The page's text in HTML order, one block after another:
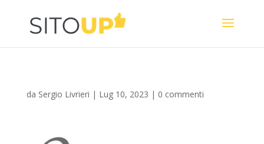
da Sergio Livrieri | Lug 10, 2023 | 0 commenti